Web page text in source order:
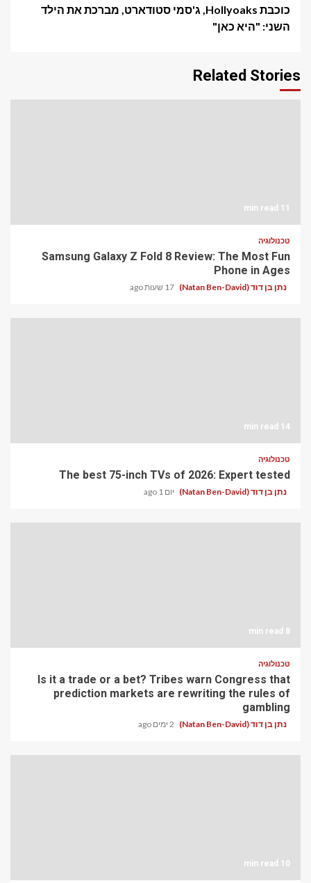
כוכבת Hollyoaks, ג'סמי סטודארט, מברכת את הילד
השני: "היא כאן"
Related Stories
11 min read
טכנולוגיה
Samsung Galaxy Z Fold 8 Review: The Most Fun
Phone in Ages
נתן בן דוד (Natan Ben-David) 17 שעות ago
14 min read
טכנולוגיה
The best 75-inch TVs of 2026: Expert tested
נתן בן דוד (Natan Ben-David) יום 1 ago
8 min read
טכנולוגיה
Is it a trade or a bet? Tribes warn Congress that
prediction markets are rewriting the rules of
gambling
נתן בן דוד (Natan Ben-David) 2 ימים ago
10 min read